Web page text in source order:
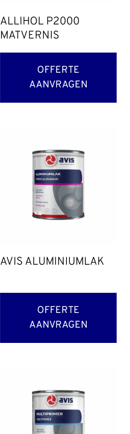
ALLIHOL P2000
MATVERNIS
OFFERTE
AANVRAGEN
AVIS ALUMINIUMLAK
OFFERTE
AANVRAGEN